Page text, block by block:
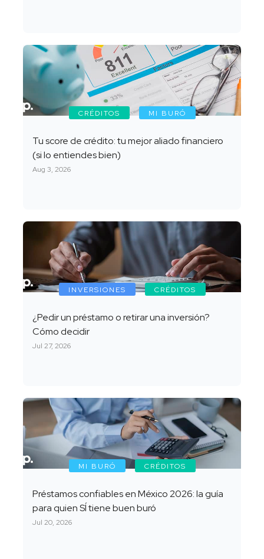
CRÉDITOS MI BURÓ
Tu score de crédito: tu mejor aliado financiero
(si lo entiendes bien)
Aug 3, 2026
INVERSIONES CRÉDITOS
¿Pedir un préstamo o retirar una inversión?
Cómo decidir
Jul 27, 2026
MI BURÓ CRÉDITOS
Préstamos confiables en México 2026: la guía
para quien SÍ tiene buen buró
Jul 20, 2026